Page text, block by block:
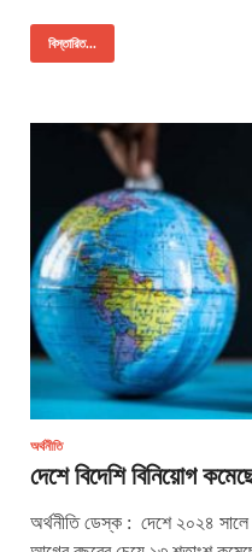
বিস্তারিত...
অর্থনীতি
দেশে বিদেশি বিনিয়োগ
অর্থনীতি ডেস্ক : দেশে ২০২৪